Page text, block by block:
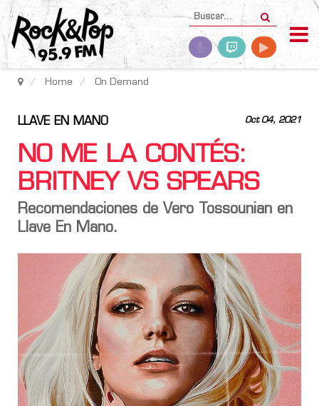
Home On Demand
Oct 04, 2021
LLAVE EN MANO
NO ME LA CONTÉS:
BRITNEY VS SPEARS
Recomendaciones de Vero Tossounian en
Llave En Mano.